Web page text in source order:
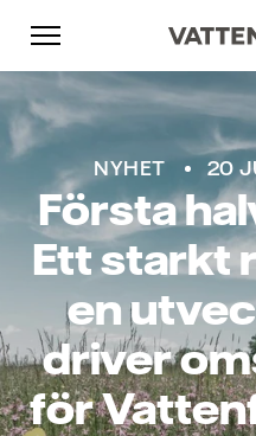
Skip to content
Gå till huvudnavigeringen
Gå till sidfoten
NYHET 20
Första
Ett starkt
en
driver
för
Gå till huvudnavigeringen